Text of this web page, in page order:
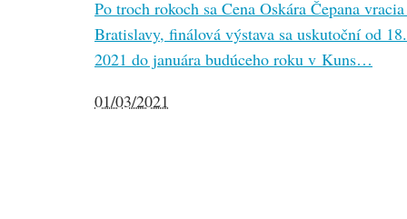
Po troch rokoch sa Cena Oskára Čepana
Bratislavy, finálová výstava sa uskutoční od
2021 do januára budúceho roku v Kuns…
01/03/2021